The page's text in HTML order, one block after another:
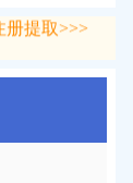
提取>>>